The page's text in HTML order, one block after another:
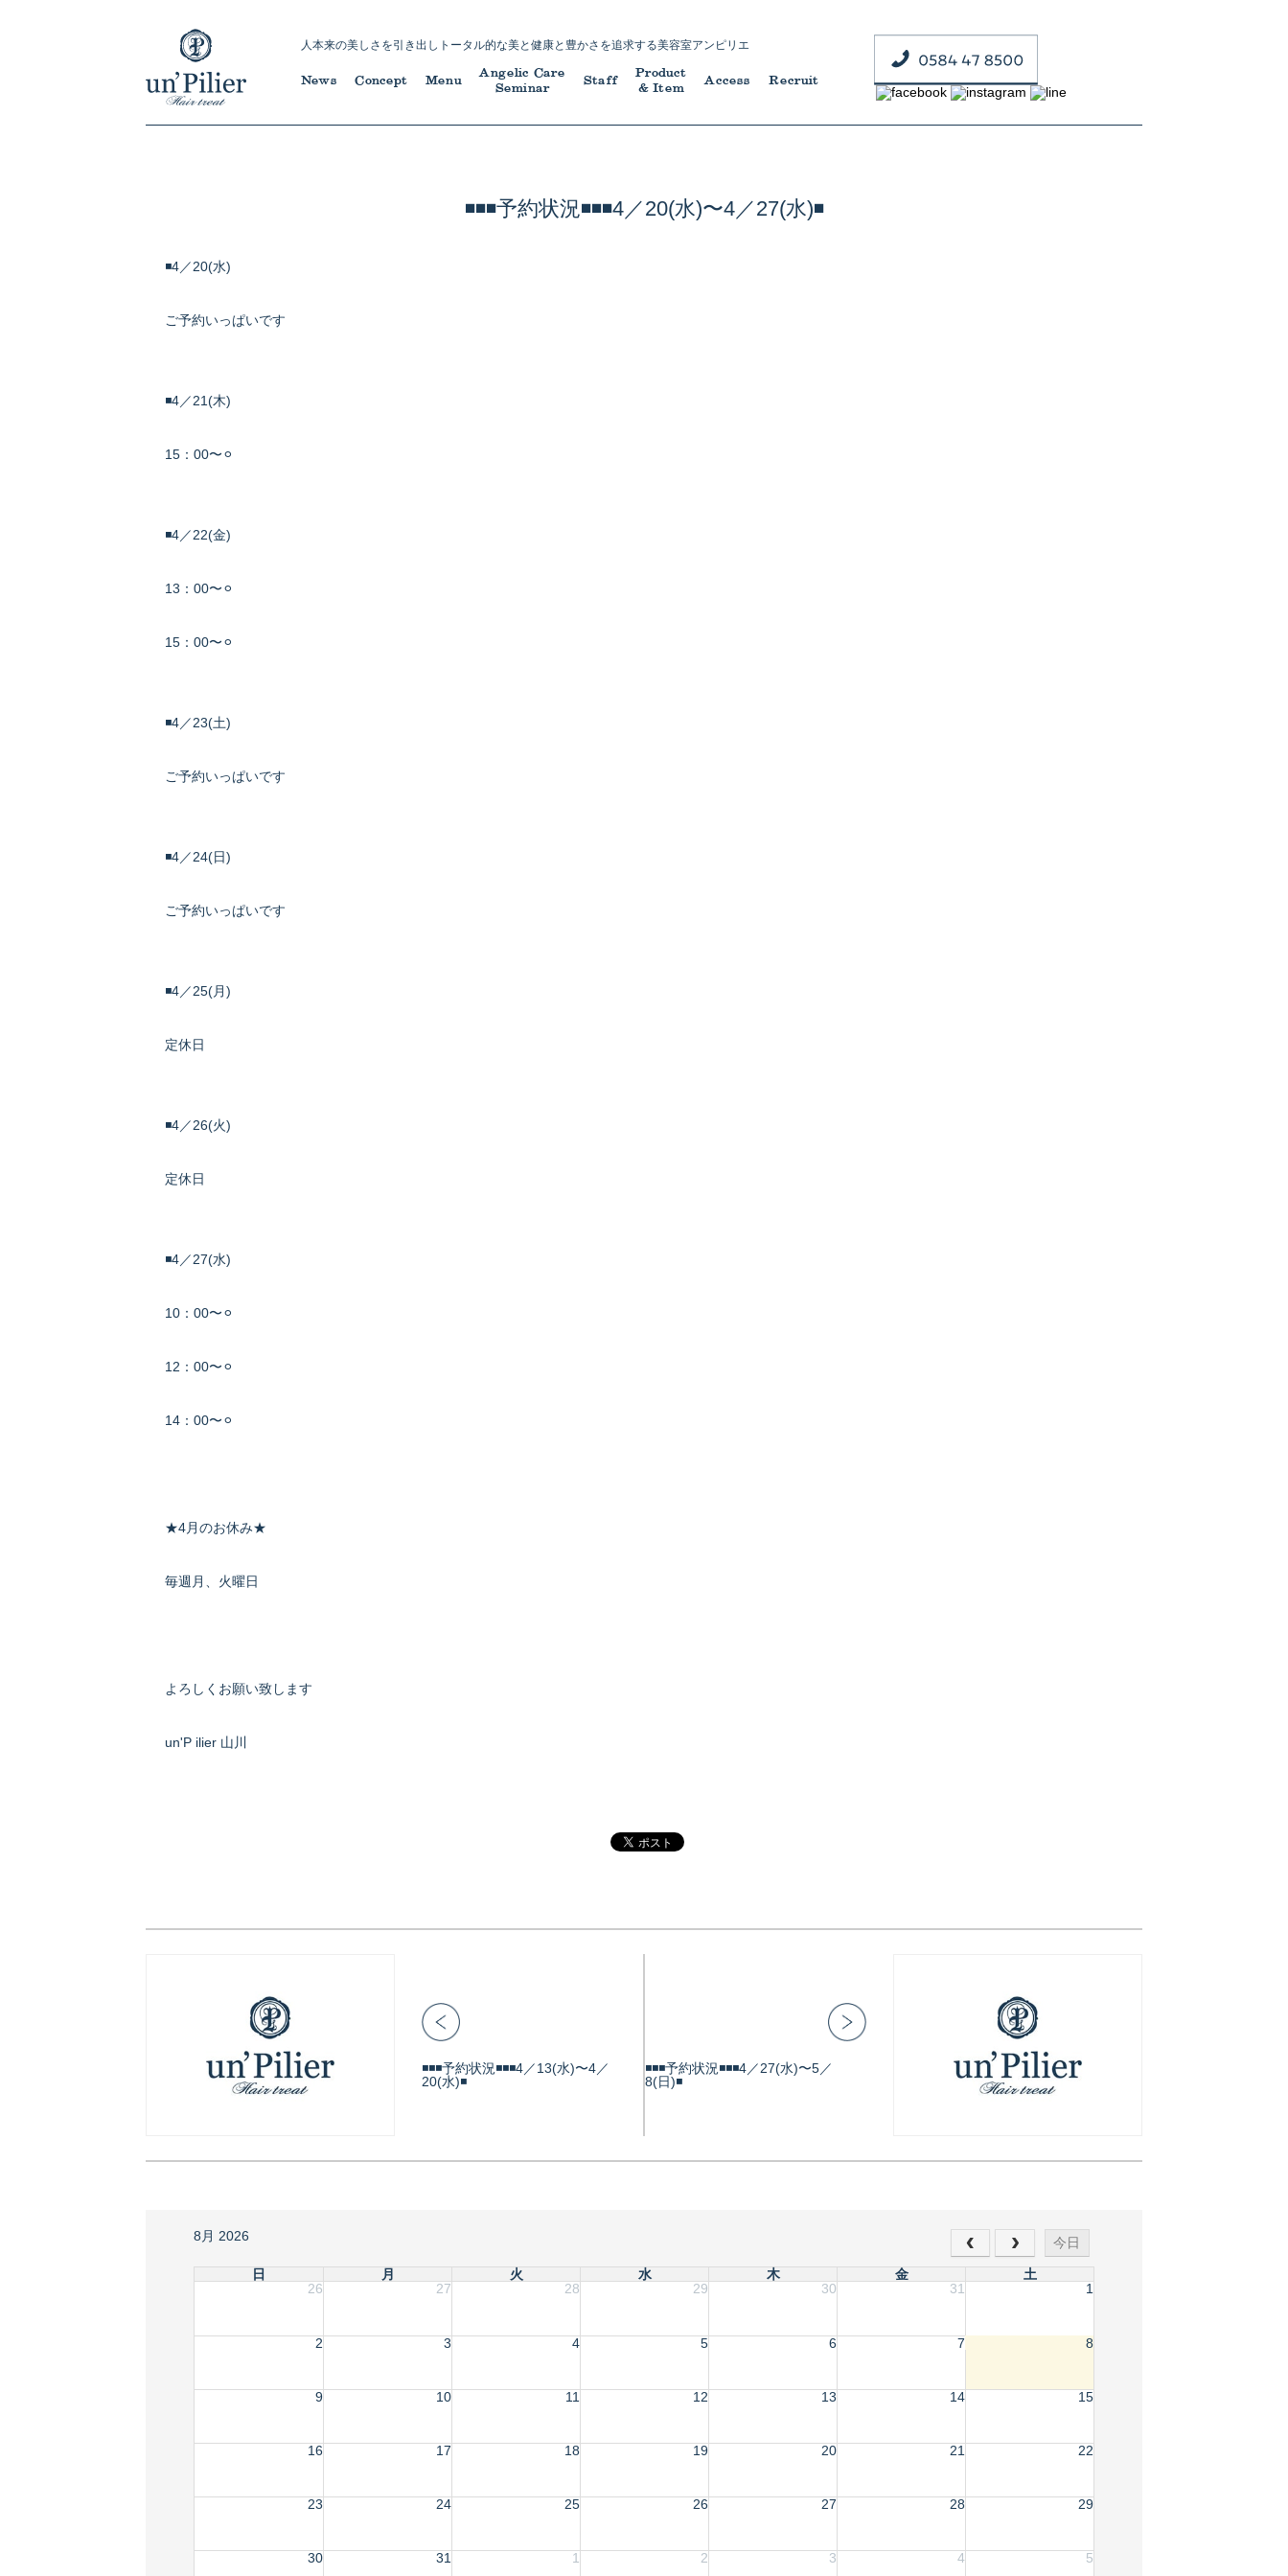
人本来の美しさを引き出し トータル的な美と健康と豊かさを追求する美容室アンピリエ
News Concept Menu
Angelic Care
Seminar
Staff
Product
& Item
Access Recruit
◾️◾️◾️予約状況◾️◾️◾️4／20(水)〜4／27(水)◾️
◾️4／20(水)
ご予約いっぱいです
◾️4／21(木)
15：00〜⚪︎
◾️4／22(金)
13：00〜⚪︎
15：00〜⚪︎
◾️4／23(土)
ご予約いっぱいです
◾️4／24(日)
ご予約いっぱいです
◾️4／25(月)
定休日
◾️4／26(火)
定休日
◾️4／27(水)
10：00〜⚪︎
12：00〜⚪︎
14：00〜⚪︎
★4月のお休み★
毎週月、火曜日
よろしくお願い致します
un'P ilier 山川
◾️◾️◾️予約状況◾️◾️◾️4／13(水)〜4／
20(水)◾️
◾️◾️◾️予約状況◾️◾️◾️4／27(水)〜5／
8(日)◾️
8月 2026 今日
日 月 火 水 木 金
土
26
27 28 29 30 31 1
2 3 4 5 6 7 8
9 10 11 12 13 14 15
16 17 18 19 20 21 22
23 24 25 26 27 28 29
30 31 1 2 3 4 5